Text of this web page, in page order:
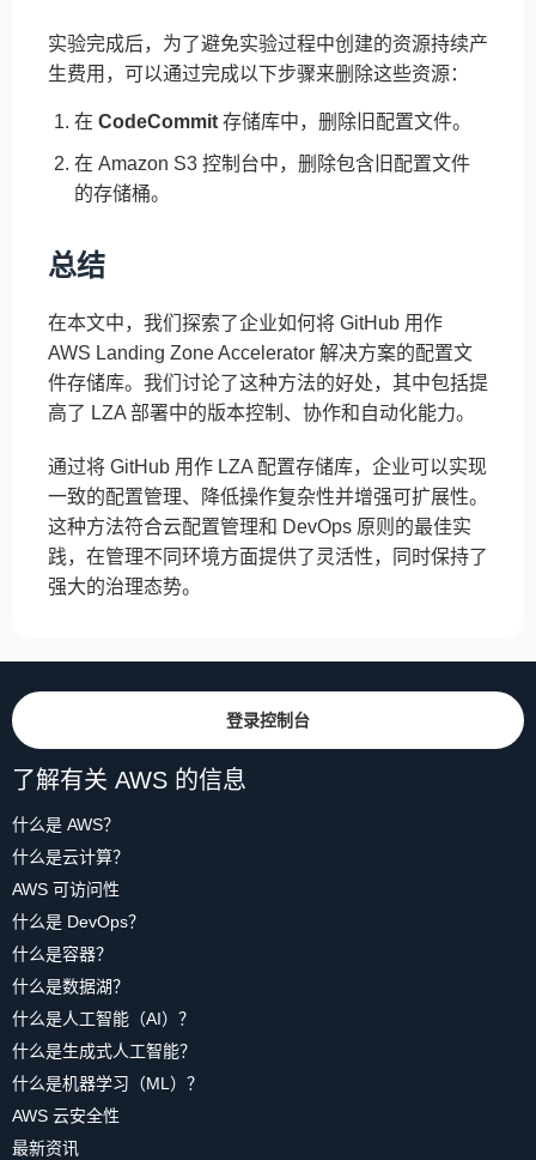
实验完成后，为了避免实验过程中创建的资源持续产
生费用，可以通过完成以下步骤来删除这些资源：
在 CodeCommit 存储库中，删除旧配置文件。
在 Amazon S3 控制台中，删除包含旧配置文件
的存储桶。
总结
在本文中，我们探索了企业如何将 GitHub 用作
AWS Landing Zone Accelerator 解决方案的配置文
件存储库。我们讨论了这种方法的好处，其中包括提
高了 LZA 部署中的版本控制、协作和自动化能力。
通过将 GitHub 用作 LZA 配置存储库，企业可以实现
一致的配置管理、降低操作复杂性并增强可扩展性。
这种方法符合云配置管理和 DevOps 原则的最佳实
践，在管理不同环境方面提供了灵活性，同时保持了
强大的治理态势。
登录控制台
了解有关 AWS 的信息
什么是 AWS？
什么是云计算？
AWS 可访问性
什么是 DevOps？
什么是容器？
什么是数据湖？
什么是人工智能（AI）？
什么是生成式人工智能？
什么是机器学习（ML）？
AWS 云安全性
最新资讯